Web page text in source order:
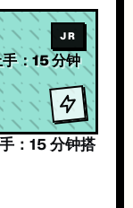
JR
：15 分钟
：15 分钟搭